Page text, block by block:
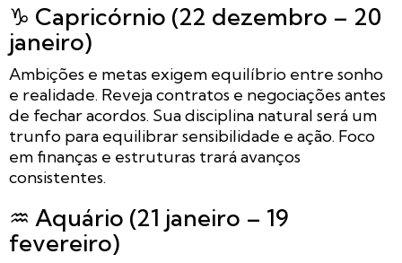
♑ Capricórnio (22 dezembro – 20
janeiro)
Ambições e metas exigem equilíbrio entre sonho
e realidade. Reveja contratos e negociações antes
de fechar acordos. Sua disciplina natural será um
trunfo para equilibrar sensibilidade e ação. Foco
em finanças e estruturas trará avanços
consistentes.
♒ Aquário (21 janeiro – 19
fevereiro)